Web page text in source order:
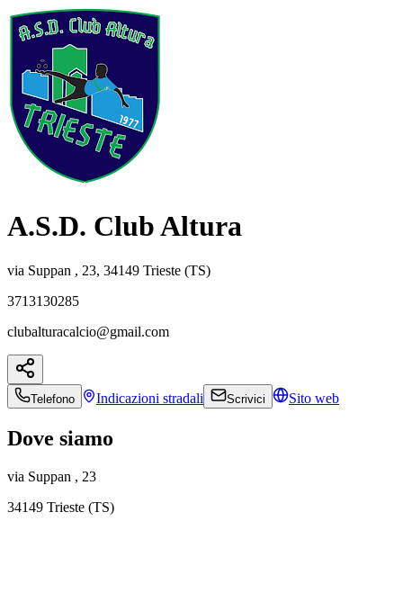
A.S.D. Club Altura
via Suppan , 23, 34149 Trieste (TS)
3713130285
clubalturacalcio@gmail.com
Telefono Indicazioni stradali Scrivici Sito web
Dove siamo
via Suppan , 23
34149 Trieste (TS)